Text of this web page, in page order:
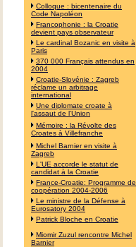
Colloque : bicentenaire du
Code Napoléon
Francophonie : la Croatie
devient pays observateur
Le cardinal Bozanic en visite à
Paris
370 000 Français attendus en
2004
Croatie-Slovénie : Zagreb
réclame un arbitrage
international
Une diplomate croate à
l'assaut de l'Union
Mémoire : la Révolte des
Croates à Villefranche
Michel Barnier en visite à
Zagreb
L'UE accorde le statut de
candidat à la Croatie
France-Croatie: Programme de
coopération 2004-2006
Le ministre de la Défense à
Eurosatory 2004
Patrick Bloche en Croatie
Miomir Zuzul rencontre Michel
Barnier